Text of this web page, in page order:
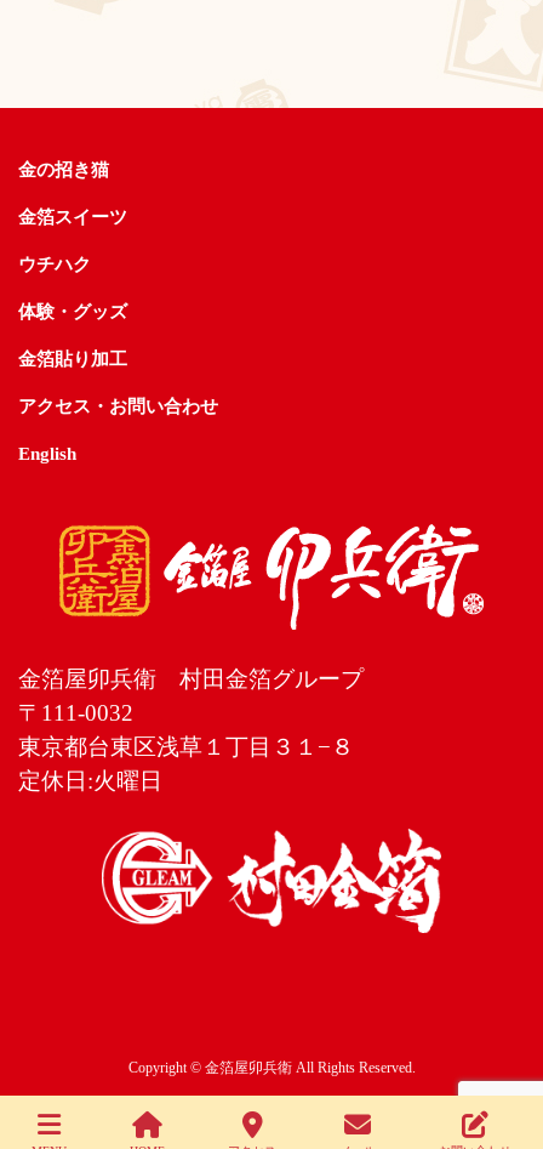
金の招き猫
金箔スイーツ
ウチハク
体験・グッズ
金箔貼り加工
アクセス・お問い合わせ
English
金箔屋卯兵衛 村田金箔グループ
〒111-0032
東京都台東区浅草１丁目３１−８
定休日:火曜日
Copyright © 金箔屋卯兵衛 All Rights Reserved.